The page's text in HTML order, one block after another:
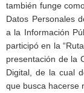
también funge
Datos Personales
a la Información
participó en la
presentación de la
Digital, de la cual
que busca hacerse